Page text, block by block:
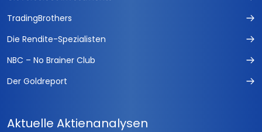
TradingBrothers
Die Rendite-Spezialisten
NBC – No Brainer Club
Der Goldreport
Aktuelle Aktienanalysen